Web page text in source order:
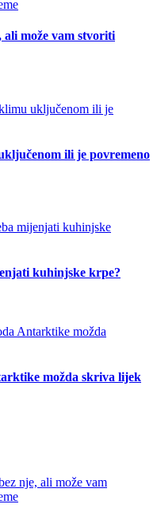
ali može vam stvoriti
ili je povremeno
kuhinjske krpe?
možda skriva lijek